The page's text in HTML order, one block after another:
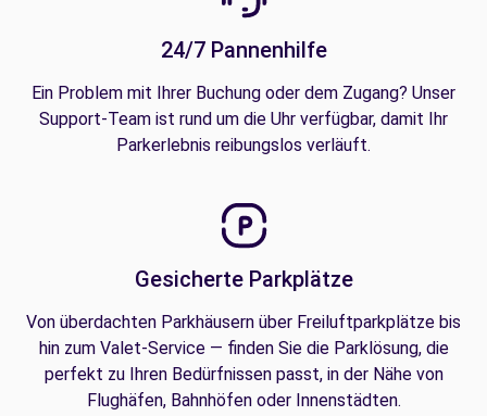
24/7 Pannenhilfe
Ein Problem mit Ihrer Buchung oder dem Zugang? Unser
Support-Team ist rund um die Uhr verfügbar, damit Ihr
Parkerlebnis reibungslos verläuft.
Gesicherte Parkplätze
Von überdachten Parkhäusern über Freiluftparkplätze bis
hin zum Valet-Service — finden Sie die Parklösung, die
perfekt zu Ihren Bedürfnissen passt, in der Nähe von
Flughäfen, Bahnhöfen oder Innenstädten.